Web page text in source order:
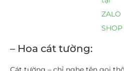
ZALO
SHOP
– Hoa cát tường: